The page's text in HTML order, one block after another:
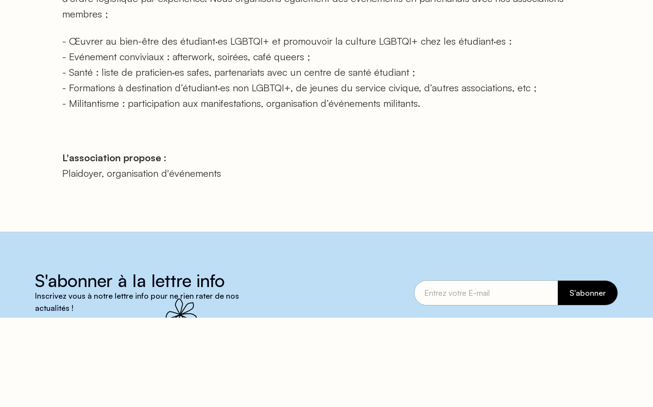
membres ;
- Œuvrer au bien-être des étudiant·es LGBTQI+ et promouvoir la culture LGBTQI+ chez les étudiant·es :
- Evénement conviviaux : afterwork, soirées, café queers ;
- Santé : liste de praticien·es safes, partenariats avec un centre de santé étudiant ;
- Formations à destination d’étudiant·es non LGBTQI+, de jeunes du service civique, d’autres associations, etc ;
- Militantisme : participation aux manifestations, organisation d’événements militants.
L'association propose :
Plaidoyer, organisation d'événements
S'abonner à la lettre info
Inscrivez vous à notre lettre info pour ne rien rater de nos
actualités !